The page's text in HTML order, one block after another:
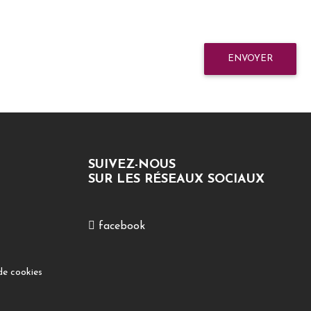
ENVOYER
cookies
SUIVEZ-NOUS
SUR LES RÉSEAUX SOCIAUX
facebook